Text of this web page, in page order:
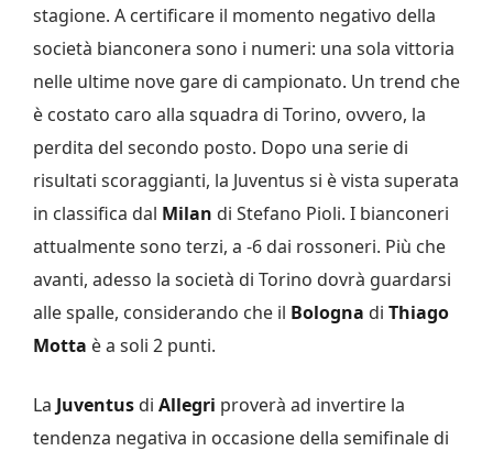
stagione. A certificare il momento negativo della
società bianconera sono i numeri: una sola vittoria
nelle ultime nove gare di campionato. Un trend che
è costato caro alla squadra di Torino, ovvero, la
perdita del secondo posto. Dopo una serie di
risultati scoraggianti, la Juventus si è vista superata
in classifica dal Milan di Stefano Pioli. I bianconeri
attualmente sono terzi, a -6 dai rossoneri. Più che
avanti, adesso la società di Torino dovrà guardarsi
alle spalle, considerando che il Bologna di Thiago
Motta è a soli 2 punti.
La Juventus di Allegri proverà ad invertire la
tendenza negativa in occasione della semifinale di